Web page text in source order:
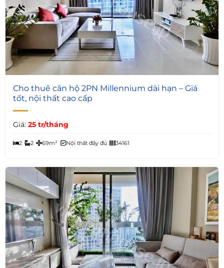
7
Cho thuê căn hộ 2PN Millennium dài hạn – Giá
tốt, nội thất cao cấp
Giá: 25 tr/tháng
2 2 69m² Nội thất đầy đủ 34161